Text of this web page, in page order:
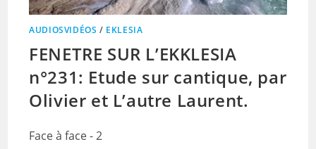
AUDIOSVIDÉOS / EKLESIA
FENETRE SUR L’EKKLESIA
n°231: Etude sur cantique, par
Olivier et L’autre Laurent.
Face à face - 2